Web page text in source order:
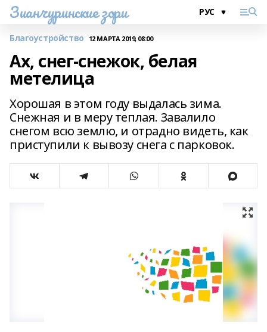
Зианчуринские зори
Благоустройство 12 МАРТА 2019, 08:00
Ах, снег-снежок, белая
метелица
Хорошая в этом году выдалась зима.
Снежная и в меру теплая. Завалило
снегом всю землю, и отрадно видеть, как
приступили к вывозу снега с парковок.